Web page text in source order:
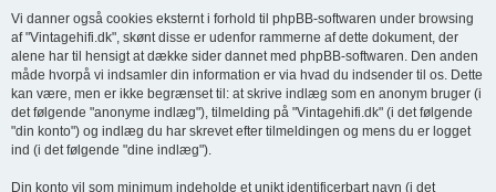
Vi danner også cookies eksternt i forhold til phpBB-softwaren under browsing
af "Vintagehifi.dk", skønt disse er udenfor rammerne af dette dokument, der
alene har til hensigt at dække sider dannet med phpBB-softwaren. Den anden
måde hvorpå vi indsamler din information er via hvad du indsender til os. Dette
kan være, men er ikke begrænset til: at skrive indlæg som en anonym bruger (i
det følgende "anonyme indlæg"), tilmelding på "Vintagehifi.dk" (i det følgende
"din konto") og indlæg du har skrevet efter tilmeldingen og mens du er logget
ind (i det følgende "dine indlæg").
Din konto vil som minimum indeholde et unikt identificerbart navn (i det